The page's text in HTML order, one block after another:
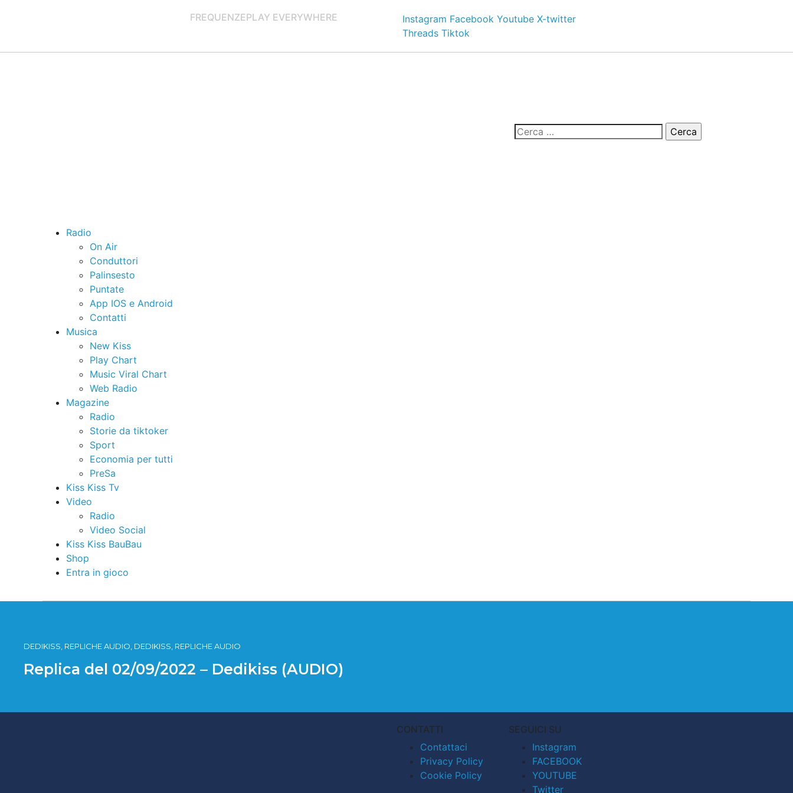
FREQUENZEPLAY EVERYWHERE Instagram Facebook Youtube X-twitter
Threads Tiktok
Radio
On Air
Conduttori
Palinsesto
Puntate
App IOS e Android
Contatti
Musica
New Kiss
Play Chart
Music Viral Chart
Web Radio
Magazine
Radio
Storie da tiktoker
Sport
Economia per tutti
PreSa
Kiss Kiss Tv
Video
Radio
Video Social
Kiss Kiss BauBau
Shop
Entra in gioco
DEDIKISS, REPLICHE AUDIO, DEDIKISS, REPLICHE AUDIO
Replica del 02/09/2022 – Dedikiss (AUDIO)
CONTATTI
Contattaci
Privacy Policy
Cookie Policy
SEGUICI SU
Instagram
FACEBOOK
YOUTUBE
Twitter